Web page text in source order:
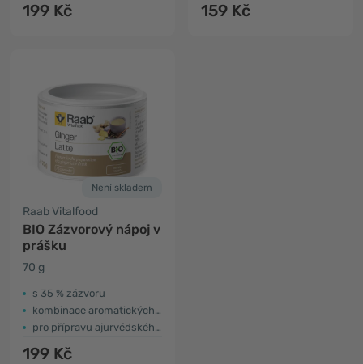
199 Kč 159 Kč
Není skladem
Raab Vitalfood
BIO Zázvorový nápoj v
prášku
70 g
s 35 % zázvoru
kombinace aromatických koření
pro přípravu ajurvédského nápoje
199 Kč